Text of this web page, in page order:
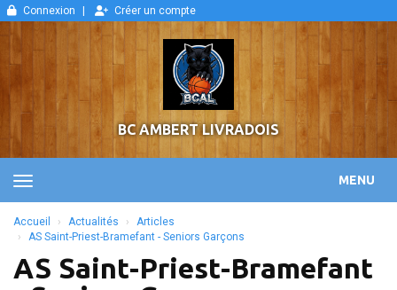
Connexion Créer un compte
BC AMBERT LIVRADOIS
MENU
Accueil Actualités
Articles
AS Saint-Priest-Bramefant - Seniors Garçons
AS Saint-Priest-Bramefant
Panneau de gestion des cookies